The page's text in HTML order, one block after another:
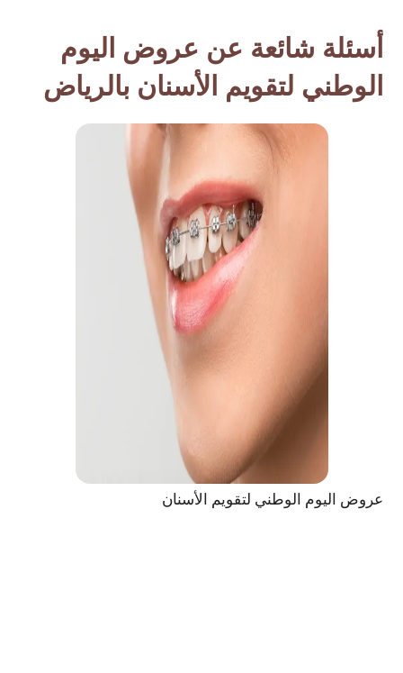
أسئلة شائعة عن عروض اليوم
الوطني لتقويم الأسنان بالرياض
عروض اليوم الوطني لتقويم الأسنان